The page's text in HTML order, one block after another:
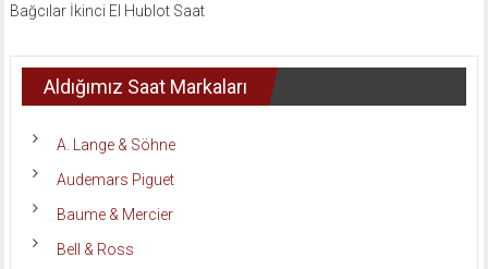
Bağcılar İkinci El Hublot Saat
Aldığımız Saat Markaları
A. Lange & Söhne
Audemars Piguet
Baume & Mercier
Bell & Ross